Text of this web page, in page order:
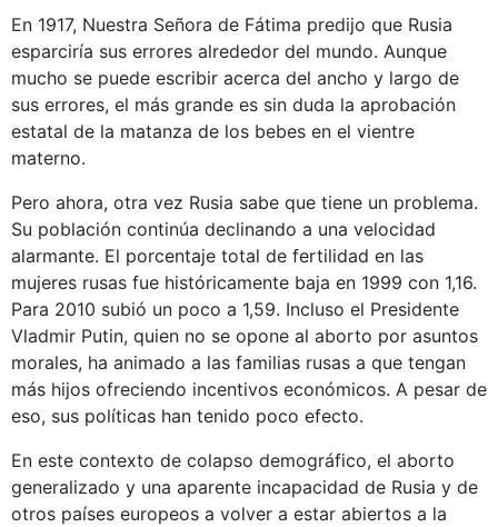
En 1917, Nuestra Señora de Fátima predijo que Rusia
esparciría sus errores alrededor del mundo. Aunque
mucho se puede escribir acerca del ancho y largo de
sus errores, el más grande es sin duda la aprobación
estatal de la matanza de los bebes en el vientre
materno.
Pero ahora, otra vez Rusia sabe que tiene un problema.
Su población continúa declinando a una velocidad
alarmante. El porcentaje total de fertilidad en las
mujeres rusas fue históricamente baja en 1999 con 1,16.
Para 2010 subió un poco a 1,59. Incluso el Presidente
Vladmir Putin, quien no se opone al aborto por asuntos
morales, ha animado a las familias rusas a que tengan
más hijos ofreciendo incentivos económicos. A pesar de
eso, sus políticas han tenido poco efecto.
En este contexto de colapso demográfico, el aborto
generalizado y una aparente incapacidad de Rusia y de
otros países europeos a volver a estar abiertos a la